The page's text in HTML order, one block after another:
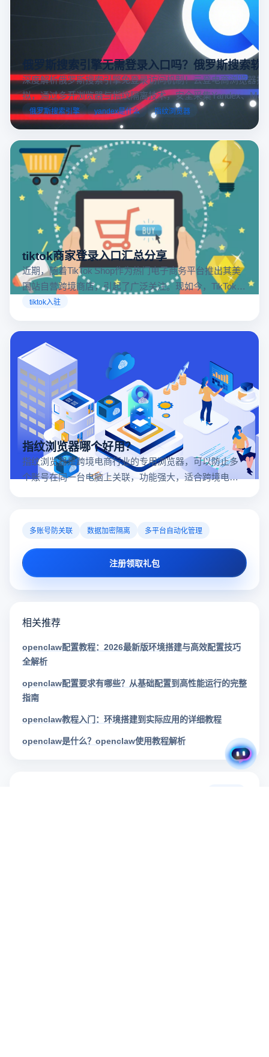
俄罗斯搜索引擎无需登录入口吗？俄罗斯搜索软
深度解析俄罗斯搜索引擎免登录访问机制！云登电商浏览器
拟，通过多开浏览器与指纹隔离技术，安全采集Yandex、
跨境电商本土化运营。
俄罗斯搜索引擎 yandex是什么 指纹浏览器
tiktok商家登录入口汇总分享
近期，随着TikTok Shop作为热门电子商务平台推出其美
国站自营跨境商店，引起了广泛关注。现如今，TikTok商
店已覆盖美国、英国及东南亚地区，因此了解官方网站
tiktok入驻
指纹浏览器哪个好用？
指纹浏览器是跨境电商行业的专用浏览器，可以防止多
个账号在同一台电脑上关联，功能强大，适合跨境电商
多账号防关联 数据加密隔离 多平台自动化管理
注册领取礼包
相关推荐
openclaw配置教程：2026最新版环境搭建与高效配置技巧
全解析
openclaw配置要求有哪些？从基础配置到高性能运行的完整
指南
openclaw教程入门：环境搭建到实际应用的详细教程
openclaw是什么？openclaw使用教程解析